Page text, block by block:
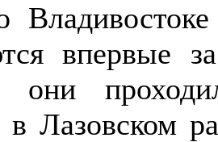
впервые
они
в Лазовском